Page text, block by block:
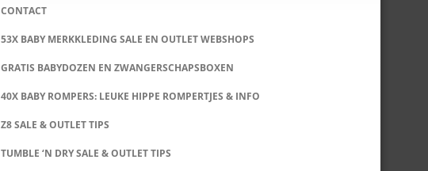
CONTACT
53X BABY MERKKLEDING SALE EN OUTLET WEBSHOPS
GRATIS BABYDOZEN EN ZWANGERSCHAPSBOXEN
40X BABY ROMPERS: LEUKE HIPPE ROMPERTJES & INFO
Z8 SALE & OUTLET TIPS
TUMBLE ‘N DRY SALE & OUTLET TIPS